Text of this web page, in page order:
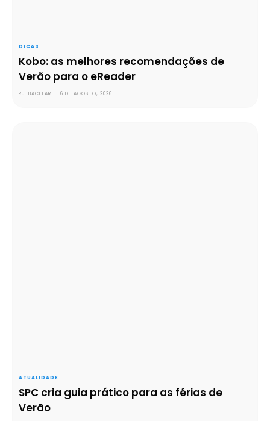
DICAS
Kobo: as melhores recomendações de
Verão para o eReader
RUI BACELAR - 6 DE AGOSTO, 2026
ATUALIDADE
SPC cria guia prático para as férias de
Verão